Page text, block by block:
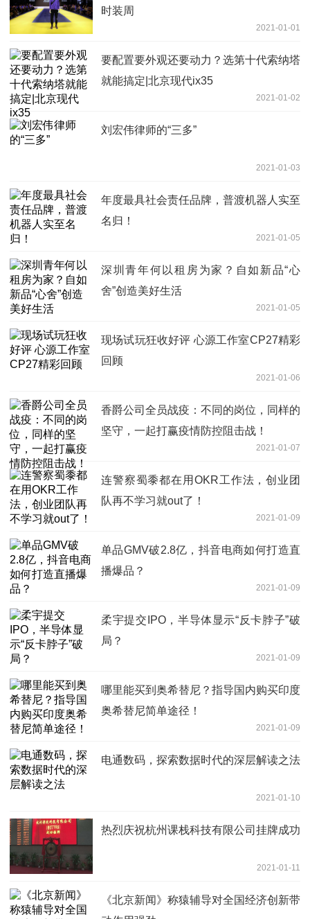
时装周
2021-01-01
要配置要外观还要动力？选第十代索纳塔
就能搞定|北京现代ix35
2021-01-02
刘宏伟律师的“三多”
2021-01-03
年度最具社会责任品牌，普渡机器人实至
名归！
2021-01-05
深圳青年何以租房为家？自如新品“心
舍”创造美好生活
2021-01-05
现场试玩狂收好评 心源工作室CP27精彩
回顾
2021-01-06
香爵公司全员战疫：不同的岗位，同样的
坚守，一起打赢疫情防控阻击战！
2021-01-07
连警察蜀黍都在用OKR工作法，创业团
队再不学习就out了！
2021-01-09
单品GMV破2.8亿，抖音电商如何打造直
播爆品？
2021-01-09
柔宇提交IPO，半导体显示“反卡脖子”破
局？
2021-01-09
哪里能买到奥希替尼？指导国内购买印度
奥希替尼简单途径！
2021-01-09
电通数码，探索数据时代的深层解读之法
2021-01-10
热烈庆祝杭州课栈科技有限公司挂牌成功
2021-01-11
《北京新闻》称猿辅导对全国经济创新带